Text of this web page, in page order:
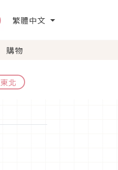
繁體中文
購物
東北